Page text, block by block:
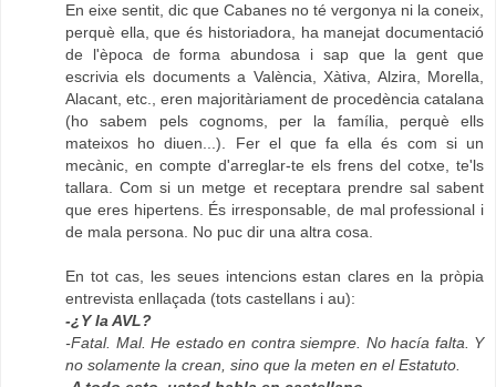
En eixe sentit, dic que Cabanes no té vergonya ni la coneix,
perquè ella, que és historiadora, ha manejat documentació
de l'època de forma abundosa i sap que la gent que
escrivia els documents a València, Xàtiva, Alzira, Morella,
Alacant, etc., eren majoritàriament de procedència catalana
(ho sabem pels cognoms, per la família, perquè ells
mateixos ho diuen...). Fer el que fa ella és com si un
mecànic, en compte d'arreglar-te els frens del cotxe, te'ls
tallara. Com si un metge et receptara prendre sal sabent
que eres hipertens. És irresponsable, de mal professional i
de mala persona. No puc dir una altra cosa.
En tot cas, les seues intencions estan clares en la pròpia
entrevista enllaçada (tots castellans i au):
-¿Y la AVL?
-Fatal. Mal. He estado en contra siempre. No hacía falta. Y
no solamente la crean, sino que la meten en el Estatuto.